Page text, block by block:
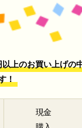
上のお買い上げの
！
現金